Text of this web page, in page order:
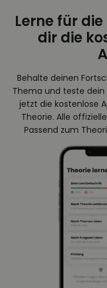
Lerne für
dir die
Behalte deinen
Thema und teste dein
jetzt die kostenlose
Theorie. Alle
Passend zum